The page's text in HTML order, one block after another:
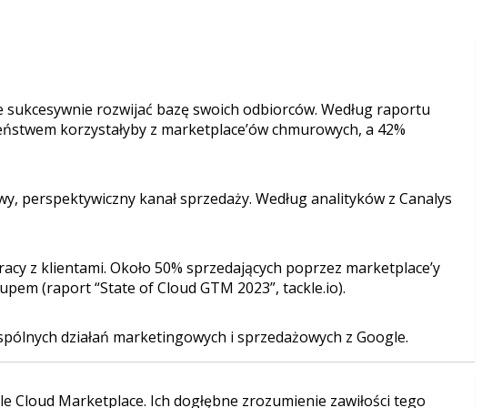
sukcesywnie rozwijać bazę swoich odbiorców. Według raportu
korzystałyby z marketplace’ów chmurowych, a 42%
perspektywiczny kanał sprzedaży. Według analityków z Canalys
z klientami. Około 50% sprzedających poprzez marketplace’y
(raport “State of Cloud GTM 2023”, tackle.io).
działań marketingowych i sprzedażowych z Google.
Cloud Marketplace. Ich dogłębne zrozumienie zawiłości tego